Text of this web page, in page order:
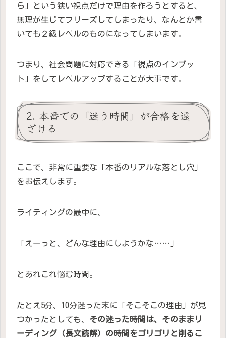
ら」という狭い視点だけで理由を作ろうとすると、
無理が生じてフリーズしてしまったり、なんとか書
いても２級レベルのものになってしまいます。
つまり、社会問題に対応できる「視点のインプッ
ト」をしてレベルアップすることが大事です。
2. 本番での「迷う時間」が合格を遠
ざける
ここで、非常に重要な「本番のリアルな落とし穴」
をお伝えします。
ライティングの最中に、
「えーっと、どんな理由にしようかな……」
とあれこれ悩む時間。
たとえ5分、10分迷った末に「そこそこの理由」が見
つかったとしても、 その迷った時間は、そのままリ
ーディング（長文読解）の時間をゴリゴリと削るこ